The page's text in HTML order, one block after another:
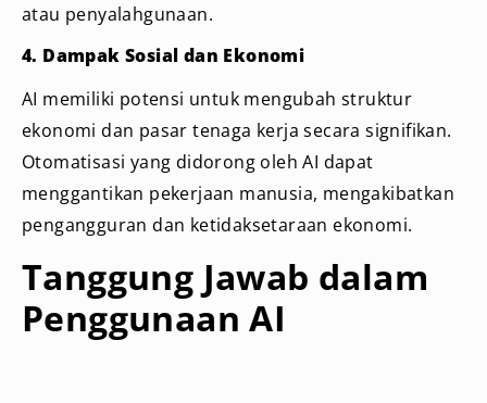
atau penyalahgunaan.
4. Dampak Sosial dan Ekonomi
AI memiliki potensi untuk mengubah struktur
ekonomi dan pasar tenaga kerja secara signifikan.
Otomatisasi yang didorong oleh AI dapat
menggantikan pekerjaan manusia, mengakibatkan
pengangguran dan ketidaksetaraan ekonomi.
Tanggung Jawab dalam
Penggunaan AI